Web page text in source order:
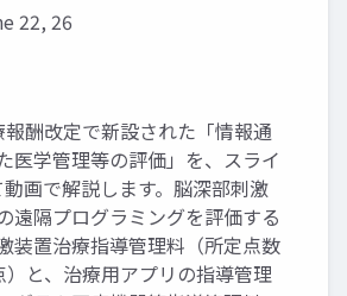
22, 26
酬改定で新設された「情報通
医学管理等の評価」を、スライ
動画で解説します。脳深部刺激
遠隔プログラミングを評価する
装置治療指導管理料（所定点数
）と、治療用アプリの指導管理